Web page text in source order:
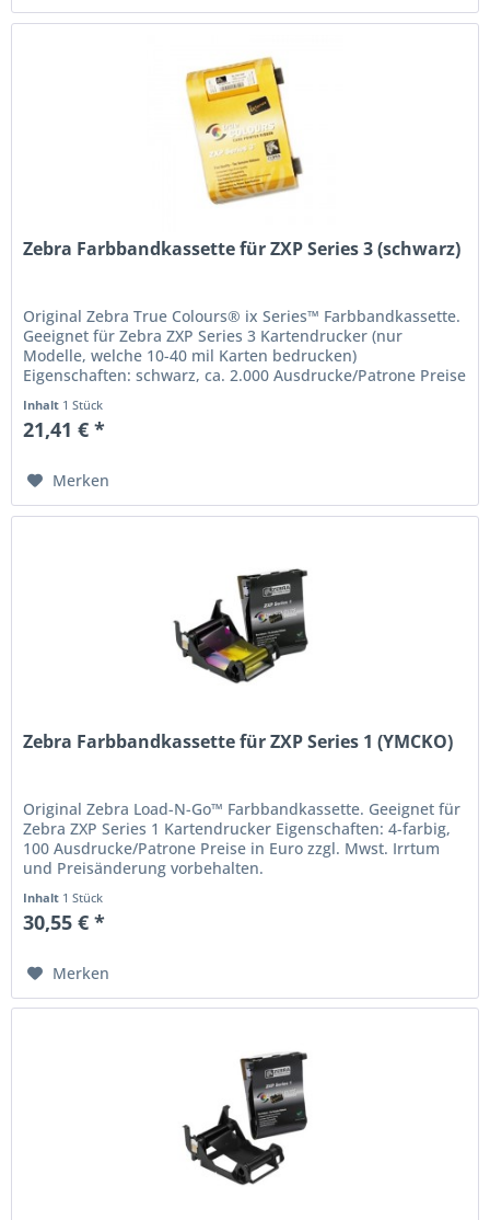
Zebra Farbbandkassette für ZXP Series 3 (schwarz)
Original Zebra True Colours® ix Series™ Farbbandkassette.
Geeignet für Zebra ZXP Series 3 Kartendrucker (nur
Modelle, welche 10-40 mil Karten bedrucken)
Eigenschaften: schwarz, ca. 2.000 Ausdrucke/Patrone Preise
Inhalt 1 Stück
21,41 € *
Merken
Zebra Farbbandkassette für ZXP Series 1 (YMCKO)
Original Zebra Load-N-Go™ Farbbandkassette. Geeignet für
Zebra ZXP Series 1 Kartendrucker Eigenschaften: 4-farbig,
100 Ausdrucke/Patrone Preise in Euro zzgl. Mwst. Irrtum
und Preisänderung vorbehalten.
Inhalt 1 Stück
30,55 € *
Merken